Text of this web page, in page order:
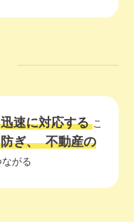
速に対応する こ
ぎ、 不動産の
がる